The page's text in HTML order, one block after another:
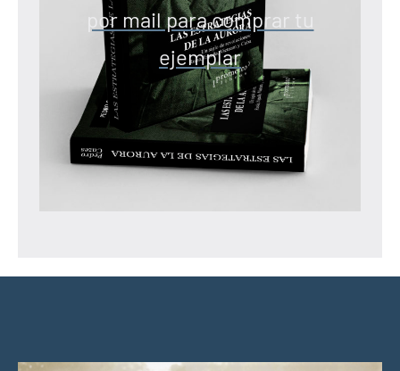
por mail para comprar tu
ejemplar